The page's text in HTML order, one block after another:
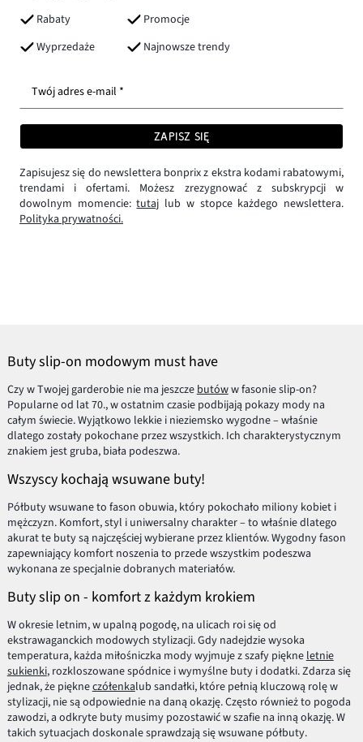
Rabaty
Promocje
Wyprzedaże
Najnowsze trendy
Twój adres e-mail *
ZAPISZ SIĘ
Zapisujesz się do newslettera bonprix z ekstra kodami rabatowymi,
trendami i ofertami. Możesz zrezygnować z subskrypcji w
dowolnym momencie:tutaj lub w stopce każdego newslettera.
Polityka prywatności.
Buty slip-on modowym must have
Czy w Twojej garderobie nie ma jeszcze butóww fasonie slip-on?
Popularne od lat 70., w ostatnim czasie podbijają pokazy mody na
całym świecie. Wyjątkowo lekkie i nieziemsko wygodne – właśnie
dlatego zostały pokochane przez wszystkich. Ich charakterystycznym
znakiem jest gruba, biała podeszwa.
Wszyscy kochają wsuwane buty!
Półbuty wsuwane to fason obuwia, który pokochało miliony kobiet i
mężczyzn. Komfort, styl i uniwersalny charakter – to właśnie dlatego
akurat te buty są najczęściej wybierane przez klientów. Wygodny fason
zapewniający komfort noszenia to przede wszystkim podeszwa
wykonana ze specjalnie dobranych materiałów.
Buty slip on - komfort z każdym krokiem
W okresie letnim, w upalną pogodę, na ulicach roi się od
ekstrawaganckich modowych stylizacji. Gdy nadejdzie wysoka
temperatura, każda miłośniczka mody wyjmuje z szafy piękne letnie
sukienki, rozkloszowane spódnice i wymyślne buty i dodatki. Zdarza się
jednak, że piękneczółenkalub sandałki, które pełnią kluczową rolę w
stylizacji, nie są odpowiednie na daną okazję. Często również to pogoda
zawodzi, a odkryte buty musimy pozostawić w szafie na inną okazję. W
takich sytuacjach doskonale sprawdzają się wsuwane półbuty.